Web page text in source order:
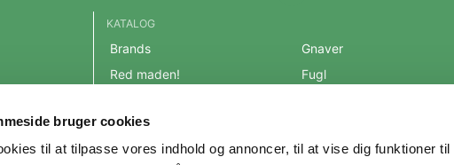
bruger cookies
til at tilpasse vores indhold og annoncer, til at vise dig funktioner
KATALOG
Brands
Red maden!
Mest populære varer
OUTLET
Gnaver
Fugl
Hest